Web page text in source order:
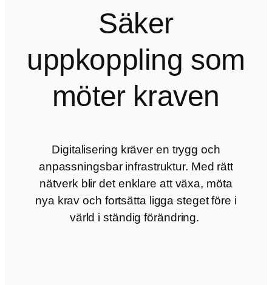
Säker
uppkoppling som
möter kraven
Digitalisering kräver en trygg och
anpassningsbar infrastruktur. Med rätt
nätverk blir det enklare att växa, möta
nya krav och fortsätta ligga steget före i
värld i ständig förändring.